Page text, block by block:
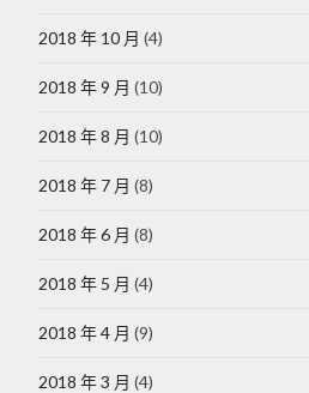
2018 年 10 月 (4)
2018 年 9 月 (10)
2018 年 8 月 (10)
2018 年 7 月 (8)
2018 年 6 月 (8)
2018 年 5 月 (4)
2018 年 4 月 (9)
2018 年 3 月 (4)